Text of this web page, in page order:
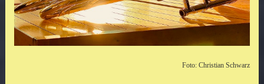
Foto: Christian Schwarz